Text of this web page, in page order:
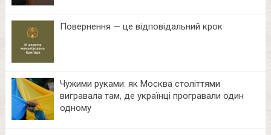
Повернення — це відповідальний крок
Чужими руками: як Москва століттями
вигравала там, де українці програвали один
одному